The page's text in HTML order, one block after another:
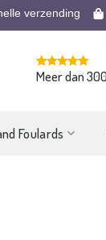
verzending
Meer dan
Foulards